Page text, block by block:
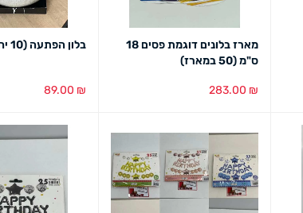
מארז בלונים דוגמת פסים 18
ס"מ (50 במארז)
283.00 ₪
בלון הפתעה (10 יח')
89.00 ₪